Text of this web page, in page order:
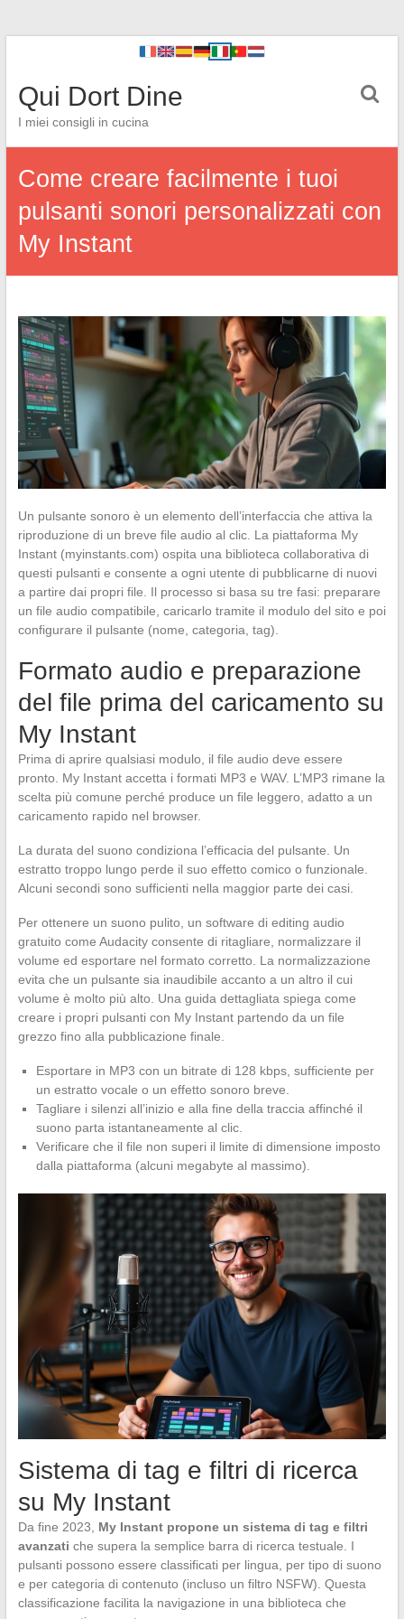
Qui Dort Dine
I miei consigli in cucina
Come creare facilmente i tuoi
pulsanti sonori personalizzati con
My Instant
Un pulsante sonoro è un elemento dell’interfaccia che attiva la
riproduzione di un breve file audio al clic. La piattaforma My
Instant (myinstants.com) ospita una biblioteca collaborativa di
questi pulsanti e consente a ogni utente di pubblicarne di nuovi
a partire dai propri file. Il processo si basa su tre fasi: preparare
un file audio compatibile, caricarlo tramite il modulo del sito e poi
configurare il pulsante (nome, categoria, tag).
Formato audio e preparazione
del file prima del caricamento su
My Instant
Prima di aprire qualsiasi modulo, il file audio deve essere
pronto. My Instant accetta i formati MP3 e WAV. L’MP3 rimane la
scelta più comune perché produce un file leggero, adatto a un
caricamento rapido nel browser.
La durata del suono condiziona l’efficacia del pulsante. Un
estratto troppo lungo perde il suo effetto comico o funzionale.
Alcuni secondi sono sufficienti nella maggior parte dei casi.
Per ottenere un suono pulito, un software di editing audio
gratuito come Audacity consente di ritagliare, normalizzare il
volume ed esportare nel formato corretto. La normalizzazione
evita che un pulsante sia inaudibile accanto a un altro il cui
volume è molto più alto. Una guida dettagliata spiega come
creare i propri pulsanti con My Instant partendo da un file
grezzo fino alla pubblicazione finale.
Esportare in MP3 con un bitrate di 128 kbps, sufficiente per
un estratto vocale o un effetto sonoro breve.
Tagliare i silenzi all’inizio e alla fine della traccia affinché il
suono parta istantaneamente al clic.
Verificare che il file non superi il limite di dimensione imposto
dalla piattaforma (alcuni megabyte al massimo).
Sistema di tag e filtri di ricerca
su My Instant
Da fine 2023, My Instant propone un sistema di tag e filtri
avanzati che supera la semplice barra di ricerca testuale. I
pulsanti possono essere classificati per lingua, per tipo di suono
e per categoria di contenuto (incluso un filtro NSFW). Questa
classificazione facilita la navigazione in una biblioteca che